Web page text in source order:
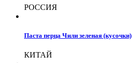
РОССИЯ
Паста перца Чили зеленая (кусочки)
КИТАЙ